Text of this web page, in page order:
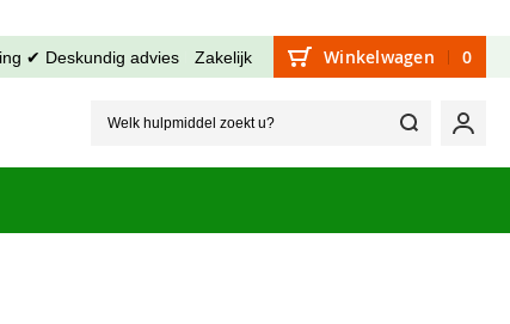
✔ Deskundig advies Zakelijk Winkelwagen 0
Welk
Mijn